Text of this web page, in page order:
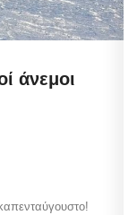
άνεμοι